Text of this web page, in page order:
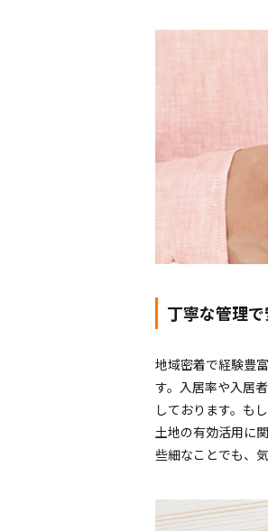
丁寧な管理
地域密着で経験豊
す。入居率や入居
しております。も
土地の有効活用に
些細なことでも、